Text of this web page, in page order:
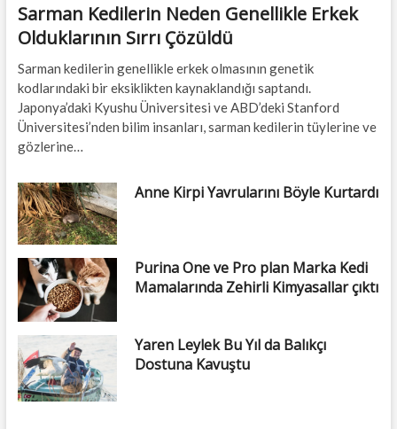
Sarman Kedilerin Neden Genellikle Erkek
Olduklarının Sırrı Çözüldü
Sarman kedilerin genellikle erkek olmasının genetik
kodlarındaki bir eksiklikten kaynaklandığı saptandı.
Japonya’daki Kyushu Üniversitesi ve ABD’deki Stanford
Üniversitesi’nden bilim insanları, sarman kedilerin tüylerine ve
gözlerine…
Anne Kirpi Yavrularını Böyle Kurtardı
Purina One ve Pro plan Marka Kedi
Mamalarında Zehirli Kimyasallar çıktı
Yaren Leylek Bu Yıl da Balıkçı
Dostuna Kavuştu